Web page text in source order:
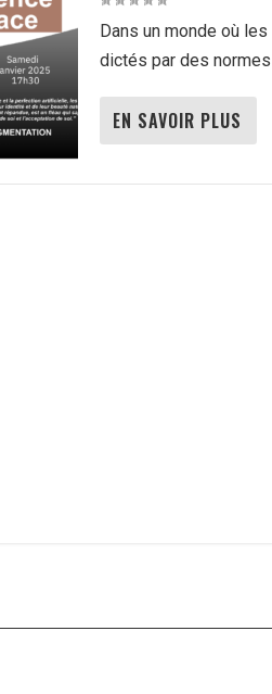
Dans un monde où
dictés par des
EN SAVOIR PLUS